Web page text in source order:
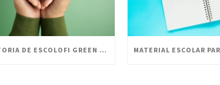
LA HISTORIA DE ESCOLOFI GREEN Y SUS PRODUCTOS